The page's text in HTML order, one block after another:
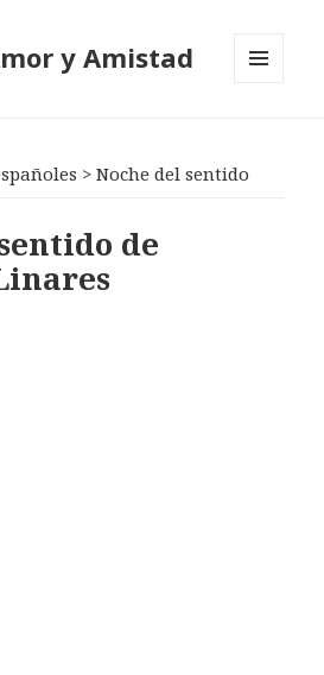
y Amistad
>Noche del sentido
de